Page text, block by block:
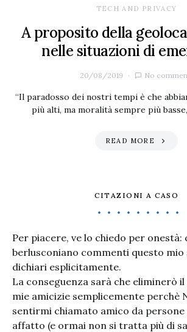
TECH AND PRIVACY
A proposito della
nelle situazioni di
20/08/2019 No
“Il paradosso dei nostri tempi è che
più alti, ma moralità sempre più
READ MORE
CITAZIONI A CASO
Per piacere, ve lo chiedo per onestà:
berlusconiano commenti questo mio
dichiari esplicitamente.
La conseguenza sarà che eliminerò
mie amicizie semplicemente perchè
sentirmi chiamato amico da
affatto (e ormai non si tratta più di